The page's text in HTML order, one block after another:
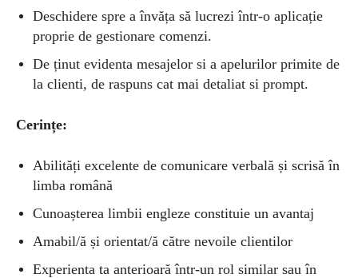
Deschidere spre a învăța să lucrezi într-o aplicație
proprie de gestionare comenzi.
De ținut evidenta mesajelor si a apelurilor primite de
la clienti, de raspuns cat mai detaliat si prompt.
Cerințe:
Abilități excelente de comunicare verbală și scrisă în
limba română
Cunoașterea limbii engleze constituie un avantaj
Amabil/ă și orientat/ă către nevoile clientilor
Experienta ta anterioară într-un rol similar sau în